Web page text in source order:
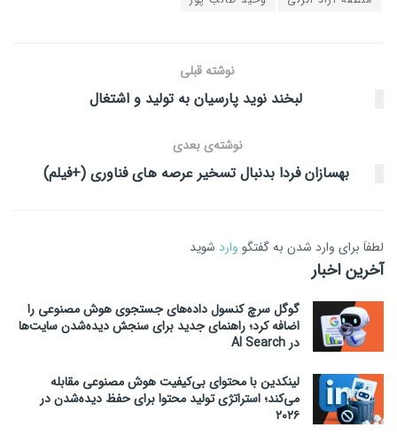
نوشته قبلی
لبخند نوید پارسیان به تولید و اشتغال
نوشته‌ی بعدی
بهسازان فردا بدنبال تسخیر عرصه های فناوری (+فیلم)
لطفاَ برای وارد شدن به گفتگو وارد شوید
آخرین اخبار
گوگل سرچ کنسول داده‌های جستجوی هوش مصنوعی را
اضافه کرد؛ راهنمای جدید برای سنجش دیده‌شدن سایت‌ها
در AI Search
لینکدین با محتوای بی‌کیفیت هوش مصنوعی مقابله
می‌کند؛ استراتژی تولید محتوا برای حفظ دیده‌شدن در
۲۰۲۶